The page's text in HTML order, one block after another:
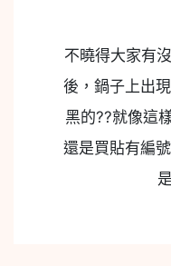
不曉得大家有
後，鍋子上出
黑的??就像
還是買貼有編